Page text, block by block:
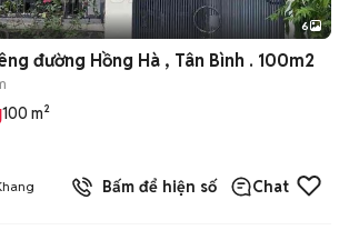
+2
6
đường Hồng Hà , Tân Bình . 100m2
100 m²
Bấm để hiện số Chat